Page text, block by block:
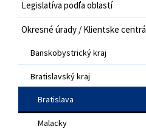
Legislatíva podľa oblastí
Okresné úrady / Klientske centrá
Banskobystrický kraj
Bratislavský kraj
Bratislava
Malacky